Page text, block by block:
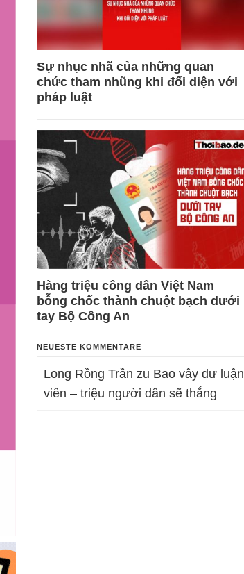
Sự nhục nhã của những quan
chức tham nhũng khi đối diện với
pháp luật
Hàng triệu công dân Việt Nam
bỗng chốc thành chuột bạch dưới
tay Bộ Công An
NEUESTE KOMMENTARE
Long Rồng Trần zu Bao vây dư luận
viên – triệu người dân sẽ thắng